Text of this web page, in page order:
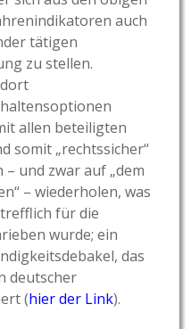
auch
tätigen
zu stellen.
allen beteiligten
somit „rechtssicher“
und zwar auf „dem
– wiederholen, was
für die
wurde; ein
das
deutscher
(hier der Link).